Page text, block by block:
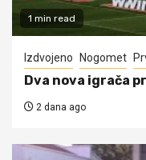
1 min read
Izdvojeno Nogomet
Dva nova igrača
2 dana ago